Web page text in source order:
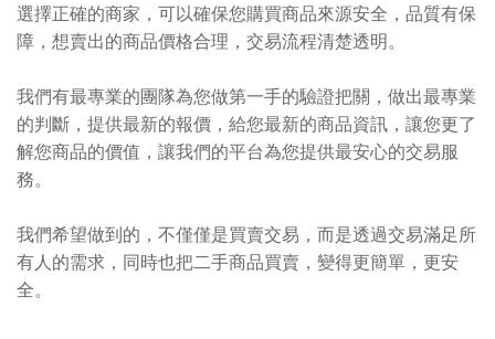
選擇正確的商家，可以確保您購買商品來源安全，品質有保
障，想賣出的商品價格合理，交易流程清楚透明。
我們有最專業的團隊為您做第一手的驗證把關，做出最專業
的判斷，提供最新的報價，給您最新的商品資訊，讓您更了
解您商品的價值，讓我們的平台為您提供最安心的交易服
務。
我們希望做到的，不僅僅是買賣交易，而是透過交易滿足所
有人的需求，同時也把二手商品買賣，變得更簡單，更安
全。